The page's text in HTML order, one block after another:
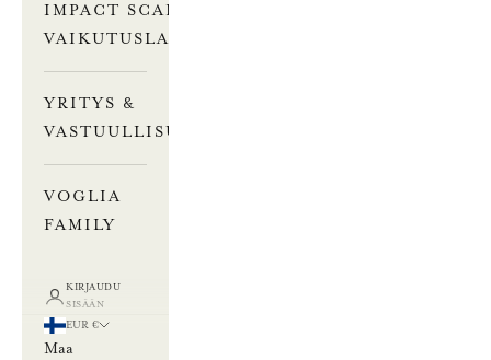
IMPACT SCALE –
VAIKUTUSLASKURI
YRITYS &
VASTUULLISUUS
VOGLIA
FAMILY
KIRJAUDU
SISÄÄN
EUR €
Maa